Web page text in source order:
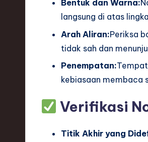
Bentuk dan Warna:
langsung di atas
Arah Aliran:Periksa
tidak sah dan
Penempatan:
kebiasaan membaca
Verifikasi
Titik Akhir yang